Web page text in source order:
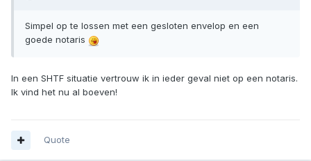
Simpel op te lossen met een gesloten envelop en een
goede notaris
In een SHTF situatie vertrouw ik in ieder geval niet op een notaris.
Ik vind het nu al boeven!
Quote